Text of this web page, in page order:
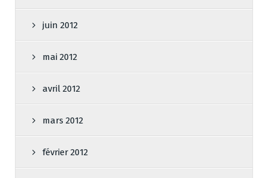
juin 2012
mai 2012
avril 2012
mars 2012
février 2012